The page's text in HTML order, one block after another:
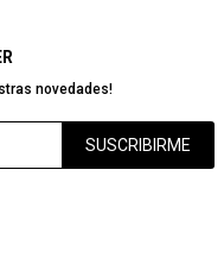
novedades!
SUSCRIBIRME